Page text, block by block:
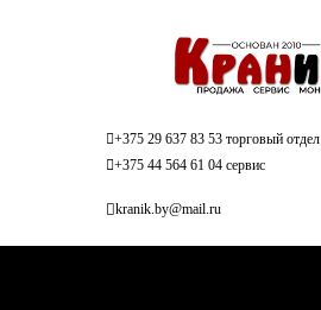
+375 29 637 83 53 торговый отдел
+375 44 564 61 04 сервис
kranik.by@mail.ru